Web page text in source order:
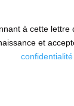
à cette lettre
et
confidentialité